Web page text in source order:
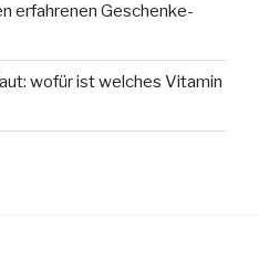
erfahrenen Geschenke-
wofür ist welches Vitamin